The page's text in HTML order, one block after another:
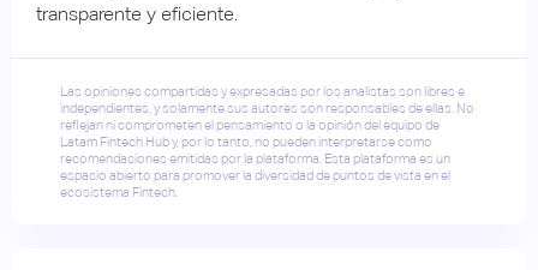
transparente y eficiente.
Las opiniones compartidas y expresadas por los analistas son libres e
independientes, y solamente sus autores son responsables de ellas. No
reflejan ni comprometen el pensamiento o la opinión del equipo de
Latam Fintech Hub y, por lo tanto, no pueden interpretarse como
recomendaciones emitidas por la plataforma. Esta plataforma es un
espacio abierto para promover la diversidad de puntos de vista en el
ecosistema Fintech.